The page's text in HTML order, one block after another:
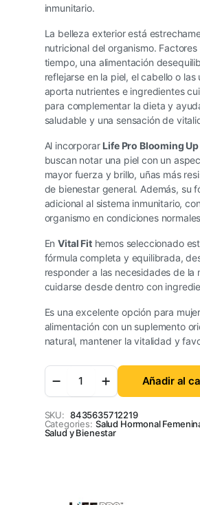
inmunitario.
La belleza exterior está
nutricional del organismo.
tiempo, una alimentación
reflejarse en la piel, el cabello o las
aporta nutrientes e ingredientes
para complementar la dieta y
saludable y una sensación de
Al incorporar Life Pro Blooming Up
buscan notar una piel con un
mayor fuerza y brillo, uñas más
de bienestar general. Además, su
adicional al sistema inmunitario,
organismo en condiciones
EnVital Fithemos seleccionado
fórmula completa y equilibrada,
responder a las necesidades de la
cuidarse desde dentro con
Es una excelente opción para
alimentación con un suplemento
natural, mantener la vitalidad y
Añadir al
SKU: 8435635712219
Categories: Salud Hormonal
Salud y Bienestar